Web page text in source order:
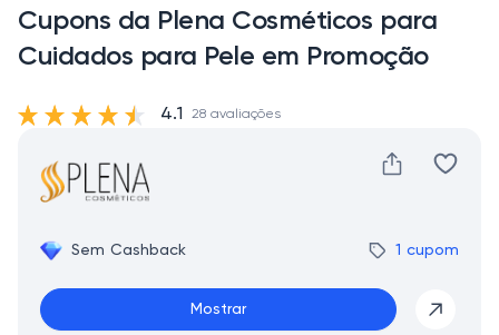
Cupons da Plena Cosméticos para
Cuidados para Pele em Promoção
Sem Cashback 1 cupom
Mostrar
4.1 28 avaliações